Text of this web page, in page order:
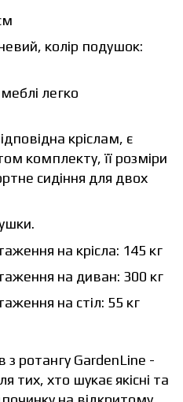
колір подушок:
легко
кріслам, є
комплекту, її розміри
сидіння для двох
на крісла: 145 кг
на диван: 300 кг
на стіл: 55 кг
з ротангу GardenLine -
тих, хто шукає якісні та